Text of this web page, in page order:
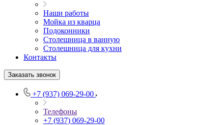
Наши работы
Мойка из кварца
Подоконники
Столешница в ванную
Столешница для кухни
Контакты
Заказать звонок
+7 (937) 069-29-00
Телефоны
+7 (937) 069-29-00